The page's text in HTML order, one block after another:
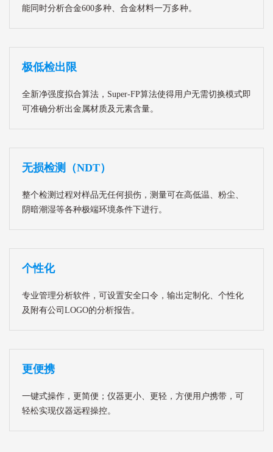
能同时分析合金600多种、合金材料一万多种。
极低检出限
全新净强度拟合算法，Super-FP算法使得用户无需切换模式即
可准确分析出金属材质及元素含量。
无损检测（NDT）
整个检测过程对样品无任何损伤，测量可在高低温、粉尘、
阴暗潮湿等各种极端环境条件下进行。
个性化
专业管理分析软件，可设置安全口令，输出定制化、个性化
及附有公司LOGO的分析报告。
更便携
一键式操作，更简便；仪器更小、更轻，方便用户携带，可
轻松实现仪器远程操控。